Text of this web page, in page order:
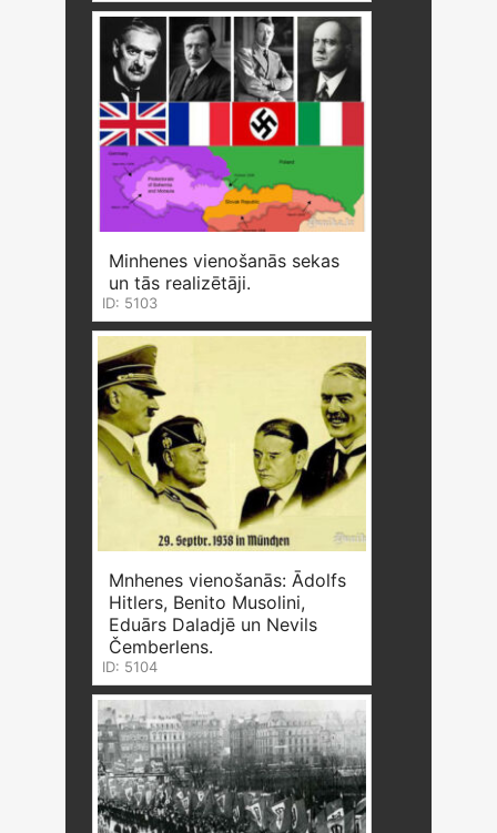
Minhenes vienošanās sekas
un tās realizētāji.
ID: 5103
Mnhenes vienošanās: Ādolfs
Hitlers, Benito Musolini,
Eduārs Daladjē un Nevils
Čemberlens.
ID: 5104